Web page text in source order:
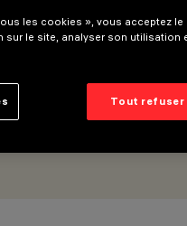
les cookies », vous acceptez
sur le site, analyser son utilisation
Tout refuser